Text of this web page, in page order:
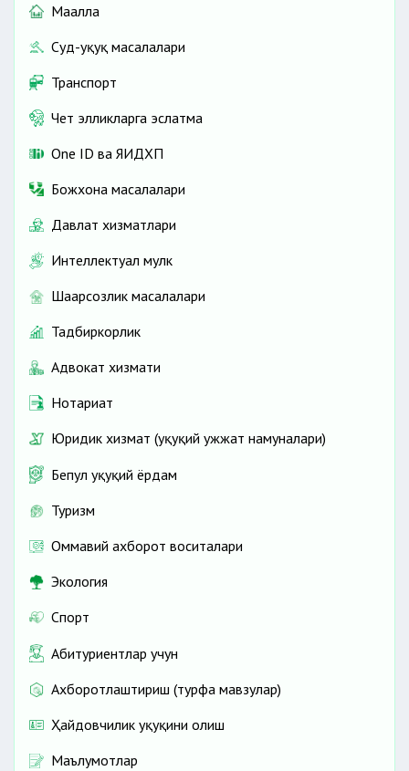
Маҳалла
Суд-ҳуқуқ масалалари
Транспорт
Чет элликларга эслатма
One ID ва ЯИДХП
Божхона масалалари
Давлат хизматлари
Интеллектуал мулк
Шаҳарсозлик масалалари
Тадбиркорлик
Адвокат хизмати
Нотариат
Юридик хизмат (ҳуқуқий ҳужжат намуналари)
Бепул ҳуқуқий ёрдам
Туризм
Оммавий ахборот воситалари
Экология
Спорт
Абитуриентлар учун
Ахборотлаштириш (турфа мавзулар)
Ҳайдовчилик ҳуқуқини олиш
Маълумотлар